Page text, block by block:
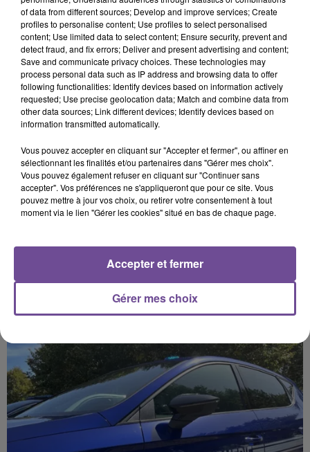
DISIZ, THEODORA
Melodrama
AVA MAX
Sweet But Psycho
JENNIFER LOPEZ
Save Me Tonight
Cet élément est masqué compte-tenu du refus du
dépôt de cookies que vous avez exprimé. Si vous
en cliquant sur le bouton ci-dessous.
Afficher l'élément
PRÈS DE CHEZ VOUS
of data from different sources; Develop and improve services; Create
profiles to personalise content; Use profiles to select personalised
content; Use limited data to select content; Ensure security, prevent and
detect fraud, and fix errors; Deliver and present advertising and content;
Save and communicate privacy choices. These technologies may
process personal data such as IP address and browsing data to offer
following functionalities: Identify devices based on information actively
requested; Use precise geolocation data; Match and combine data from
other data sources; Link different devices; Identify devices based on
information transmitted automatically.
Vous pouvez accepter en cliquant sur "Accepter et fermer", ou affiner en
sélectionnant les finalités et/ou partenaires dans "Gérer mes choix".
Vous pouvez également refuser en cliquant sur "Continuer sans
accepter". Vos préférences ne s'appliqueront que pour ce site. Vous
pouvez mettre à jour vos choix, ou retirer votre consentement à tout
moment via le lien "Gérer les cookies" situé en bas de chaque page.
Gérer mes choix
Accepter et fermer